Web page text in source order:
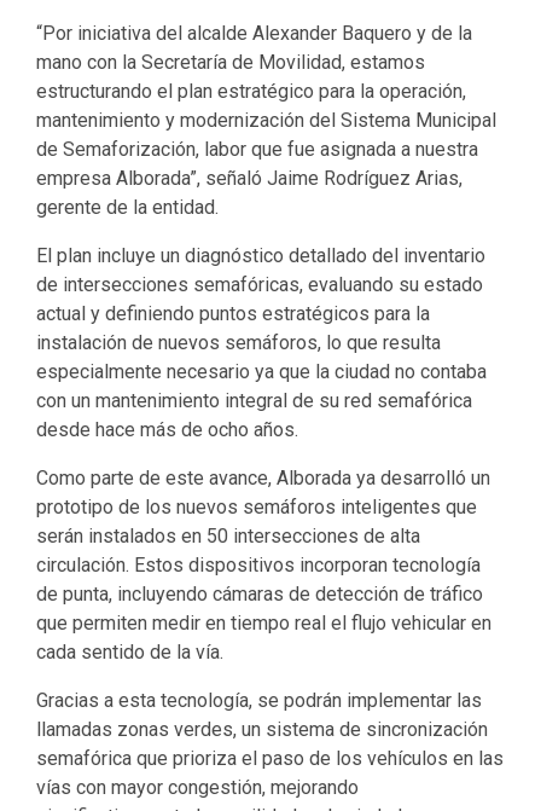
“Por iniciativa del alcalde Alexander Baquero y de la
mano con la Secretaría de Movilidad, estamos
estructurando el plan estratégico para la operación,
mantenimiento y modernización del Sistema Municipal
de Semaforización, labor que fue asignada a nuestra
empresa Alborada”, señaló Jaime Rodríguez Arias,
gerente de la entidad.
El plan incluye un diagnóstico detallado del inventario
de intersecciones semafóricas, evaluando su estado
actual y definiendo puntos estratégicos para la
instalación de nuevos semáforos, lo que resulta
especialmente necesario ya que la ciudad no contaba
con un mantenimiento integral de su red semafórica
desde hace más de ocho años.
Como parte de este avance, Alborada ya desarrolló un
prototipo de los nuevos semáforos inteligentes que
serán instalados en 50 intersecciones de alta
circulación. Estos dispositivos incorporan tecnología
de punta, incluyendo cámaras de detección de tráfico
que permiten medir en tiempo real el flujo vehicular en
cada sentido de la vía.
Gracias a esta tecnología, se podrán implementar las
llamadas zonas verdes, un sistema de sincronización
semafórica que prioriza el paso de los vehículos en las
vías con mayor congestión, mejorando